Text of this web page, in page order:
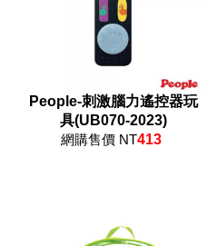
People-刺激腦力遙控器玩
具(UB070-2023)
網購售價 NT413